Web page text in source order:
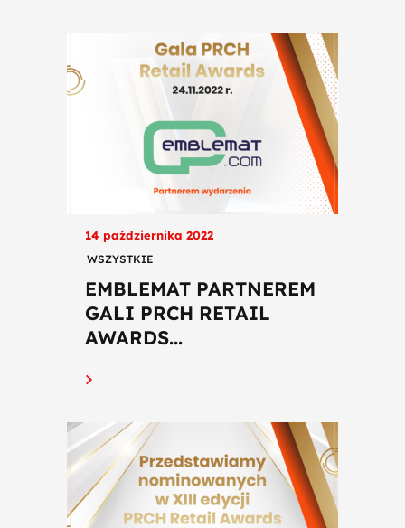
14 października 2022
WSZYSTKIE
EMBLEMAT PARTNEREM
GALI PRCH RETAIL
AWARDS...